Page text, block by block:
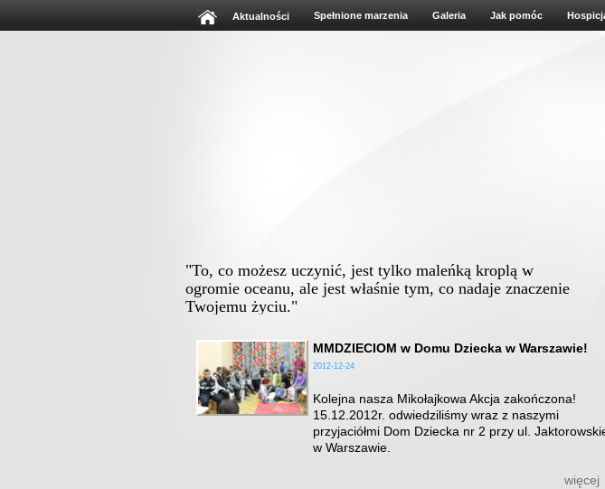
Aktualności Spełnione marzenia Galeria Jak pomóc
"To, co możesz uczynić, jest tylko maleńką kroplą w
ogromie oceanu, ale jest właśnie tym, co nadaje znaczenie
Twojemu życiu."
MMDZIECIOM w Domu Dziecka w Warszawie!
2012-12-24
Kolejna nasza Mikołajkowa Akcja zakończona!
15.12.2012r. odwiedziliśmy wraz z naszymi
przyjaciółmi Dom Dziecka nr 2 przy ul.
w Warszawie.
więcej